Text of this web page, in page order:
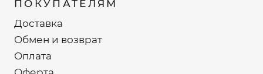
ПОКУПАТЕЛЯМ
Доставка
Обмен и возврат
Оплата